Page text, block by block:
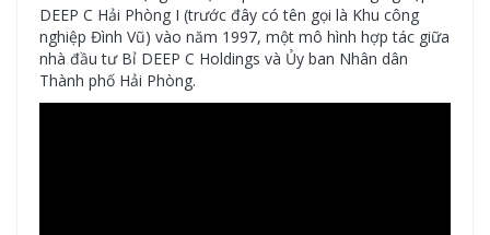
DEEP C Hải Phòng I (trước đây có tên gọi là Khu công
nghiệp Đình Vũ) vào năm 1997, một mô hình hợp tác giữa
nhà đầu tư Bỉ DEEP C Holdings và Ủy ban Nhân dân
Thành phố Hải Phòng.